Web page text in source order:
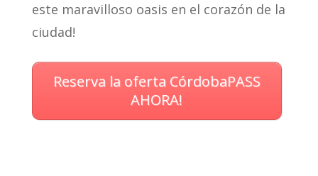
este maravilloso oasis en el corazón de la
ciudad!
Reserva la oferta CórdobaPASS
AHORA!